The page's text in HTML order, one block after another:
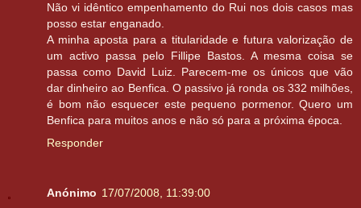
Não vi idêntico empenhamento do Rui nos dois casos mas
posso estar enganado.
A minha aposta para a titularidade e futura valorização de
um activo passa pelo Fillipe Bastos. A mesma coisa se
passa como David Luiz. Parecem-me os únicos que vão
dar dinheiro ao Benfica. O passivo já ronda os 332 milhões,
é bom não esquecer este pequeno pormenor. Quero um
Benfica para muitos anos e não só para a próxima época.
Responder
Anónimo 17/07/2008, 11:39:00